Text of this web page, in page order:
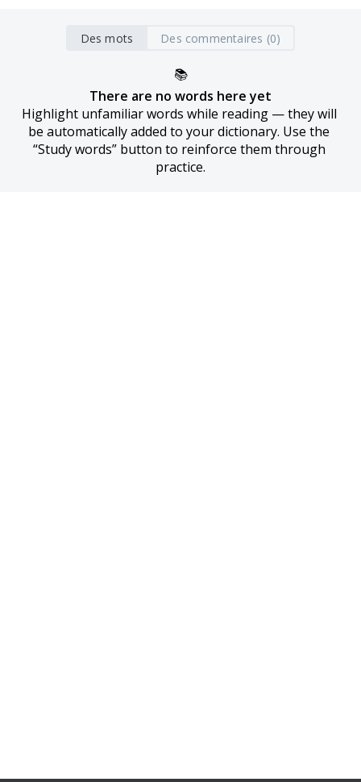
Des mots Des commentaires (0)
📚
There are no words here yet
Highlight unfamiliar words while reading — they will
be automatically added to your dictionary. Use the
“Study words” button to reinforce them through
practice.